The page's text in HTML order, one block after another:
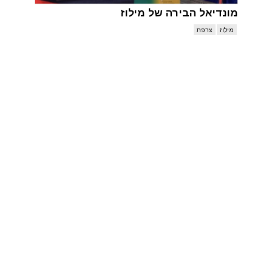
מונדיאל הבירה של מילוז
מילוז צרפת